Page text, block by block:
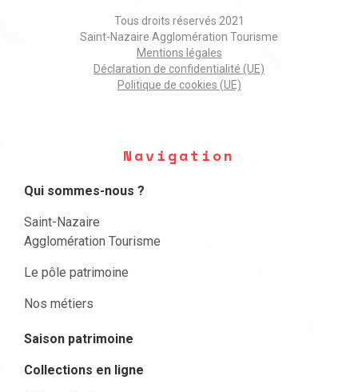
Tous droits réservés 2021
Saint-Nazaire Agglomération Tourisme
Mentions légales
Déclaration de confidentialité (UE)
Politique de cookies (UE)
Navigation
Qui sommes-nous ?
Saint-Nazaire
Agglomération Tourisme
Le pôle patrimoine
Nos métiers
Saison patrimoine
Collections en ligne